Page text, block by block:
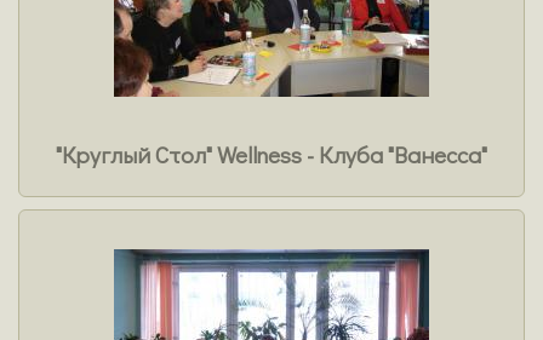
"Круглый Стол" Wellness - Клуба "Ванесса"